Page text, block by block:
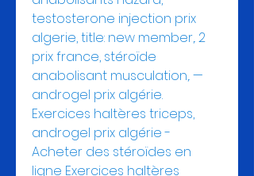
testosterone injection prix
algerie, title: new member,. 2
prix france, stéroïde
anabolisant musculation,. —
androgel prix algérie.
Exercices haltères triceps,
androgel prix algérie -
Acheter des stéroïdes en
ligne Exercices haltères